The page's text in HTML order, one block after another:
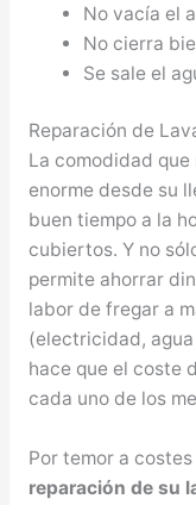
No vacía el
No cierra
Se sale el
Reparación de
La comodidad
enorme desde su
buen tiempo a la
cubiertos. Y no
permite ahorrar
labor de fregar a
(electricidad,
hace que el coste
cada uno de los
Por temor a
reparación de su